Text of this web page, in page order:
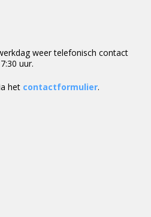
weer telefonisch contact
uur.
het contactformulier.